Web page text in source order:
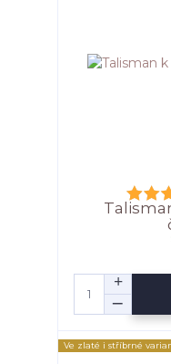
Ve zlaté i stříbrné